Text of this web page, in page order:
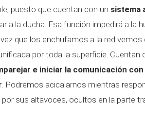
puesto que cuentan con un sistema
a la ducha. Esa función impedirá a la
que los enchufamos a la red vemos
por toda la superficie.
e iniciar la comunicación
. Podremos acicalarnos mientras
sus altavoces, ocultos en la parte